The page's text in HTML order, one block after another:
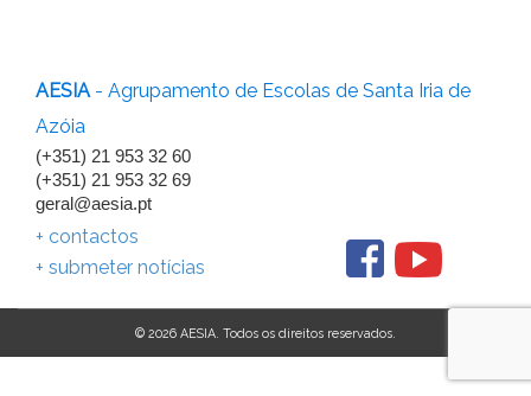
AESIA- Agrupamento de Escolas de Santa Iria de
Azóia
(+351) 21 953 32 60
(+351) 21 953 32 69
geral@aesia.pt
+ contactos
+ submeter notícias
© 2026 AESIA. Todos os direitos reservados.